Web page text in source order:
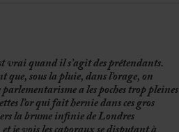
vrai quand il s’agit des prétendants.
sous la pluie, dans l’orage, on
a les poches trop pleines
l’or qui fait hernie dans ces gros
la brume infinie de Londres